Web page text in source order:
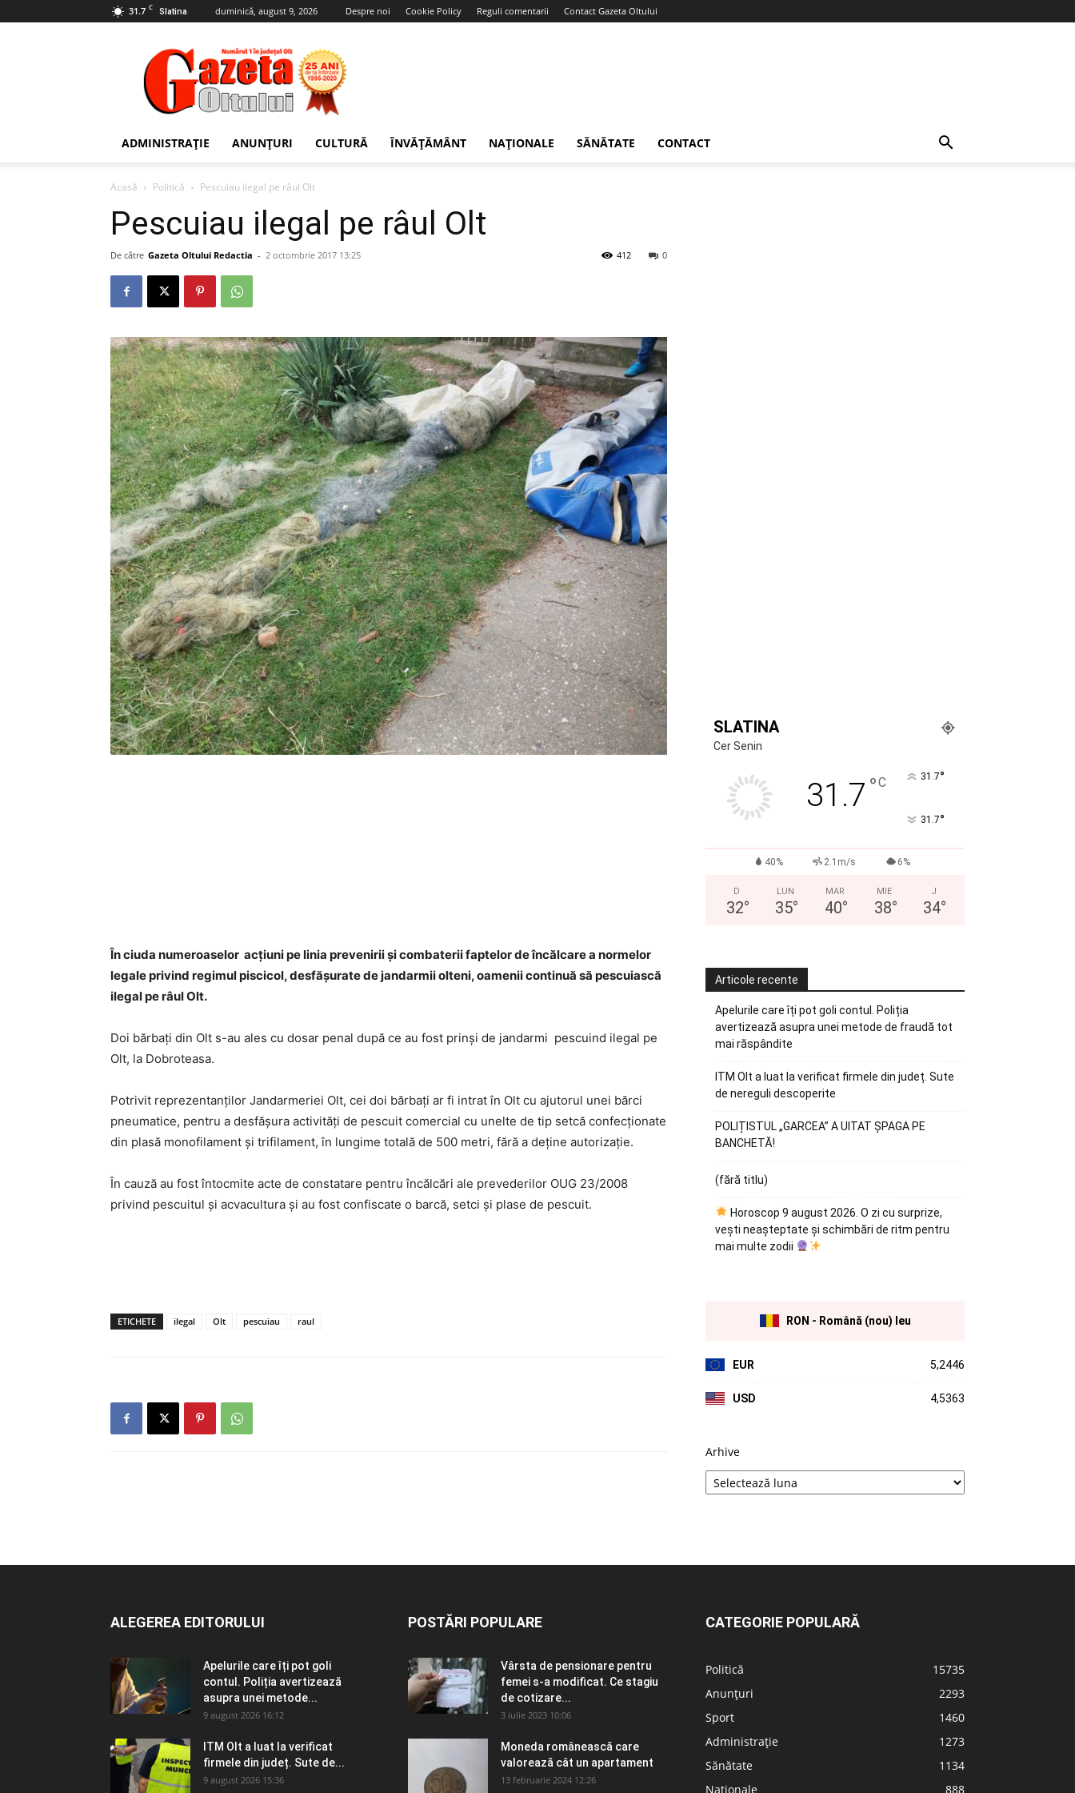
31.7 C Slatina duminică, august 9, 2026 Despre noi Cookie Policy Reguli comentarii Contact Gazeta Oltului
Gazeta
Oltului
ADMINISTRAȚIE ANUNȚURI CULTURĂ ÎNVĂȚĂMÂNT NAȚIONALE SĂNĂTATE CONTACT
Acasă Politică Pescuiau ilegal pe râul Olt
Pescuiau ilegal pe râul Olt
De către Gazeta Oltului Redactia - 2 octombrie 2017 13:25 0
412
În ciuda numeroaselor acţiuni pe linia prevenirii şi combaterii faptelor de încălcare a normelor
legale privind regimul piscicol, desfăşurate de jandarmii olteni, oamenii continuă să pescuiască
ilegal pe râul Olt.
Doi bărbaţi din Olt s-au ales cu dosar penal după ce au fost prinși de jandarmi pescuind ilegal pe
Olt, la Dobroteasa.
Potrivit reprezentanților Jandarmeriei Olt, cei doi bărbați ar fi intrat în Olt cu ajutorul unei bărci
pneumatice, pentru a desfăşura activităţi de pescuit comercial cu unelte de tip setcă confecţionate
din plasă monofilament şi trifilament, în lungime totală de 500 metri, fără a deţine autorizaţie.
În cauză au fost întocmite acte de constatare pentru încălcări ale prevederilor OUG 23/2008
privind pescuitul şi acvacultura și au fost confiscate o barcă, setci şi plase de pescuit.
ETICHETE ilegal Olt pescuiau raul
SLATINA
Cer Senin
31.7 °C 31.7°
31.7°
40% 2.1m/s 6%
D
32°
LUN
35°
MAR
40°
MIE
38°
J
34°
Articole recente
Apelurile care îți pot goli contul. Poliția
avertizează asupra unei metode de fraudă tot
mai răspândite
ITM Olt a luat la verificat firmele din județ. Sute
de nereguli descoperite
POLIȚISTUL „GARCEA” A UITAT ȘPAGA PE
BANCHETĂ!
(fără titlu)
Horoscop 9 august 2026. O zi cu surprize,
vești neașteptate și schimbări de ritm pentru
mai multe zodii
RON - Română (nou) leu
EUR 5,2446
USD 4,5363
Arhive
ALEGEREA EDITORULUI
Apelurile care îți pot goli
contul. Poliția avertizează
asupra unei metode...
9 august 2026 16:12
ITM Olt a luat la verificat
firmele din județ. Sute de...
9 august 2026 15:36
POSTĂRI POPULARE
Vârsta de pensionare pentru
femei s-a modificat. Ce stagiu
de cotizare...
3 iulie 2023 10:06
Moneda românească care
valorează cât un apartament
13 februarie 2024 12:26
CATEGORIE POPULARĂ
Politică
15735
Anunțuri
2293
Sport
1460
Administrație
1273
Sănătate
1134
Naționale
888